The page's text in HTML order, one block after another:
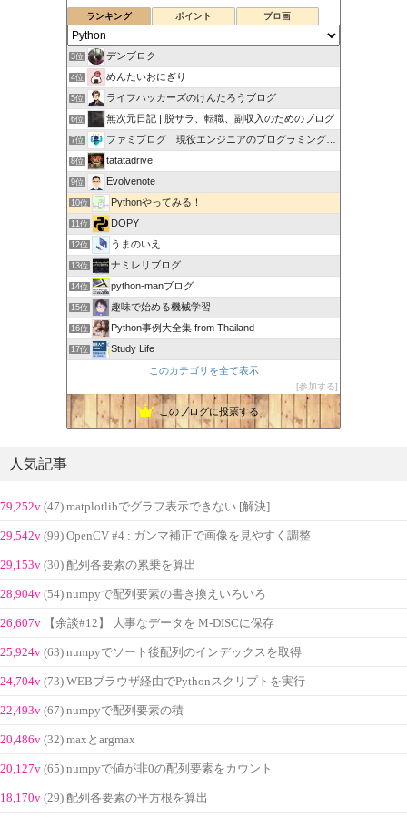
ランキング ポイント ブロ画
3位 デンブロク
4位 めんたいおにぎり
5位 ライフハッカーズのけんたろうブログ
6位 無次元日記 | 脱サラ、転職、副収入のためのブログ
7位 ファミプログ 現役エンジニアのプログラミング入門講座
8位 tatatadrive
9位 Evolvenote
10位 Pythonやってみる！
11位 DOPY
12位 うまのいえ
13位 ナミレリブログ
14位 python-manブログ
15位 趣味で始める機械学習
16位 Python事例大全集 from Thailand
17位 Study Life
このカテゴリを全て表示
参加する
このブログに投票する
人気記事
79,252v (47) matplotlibでグラフ表示できない [解決]
29,542v (99) OpenCV #4 : ガンマ補正で画像を見やすく調整
29,153v (30) 配列各要素の累乗を算出
28,904v (54) numpyで配列要素の書き換えいろいろ
26,607v 【余談#12】 大事なデータを M-DISCに保存
25,924v (63) numpyでソート後配列のインデックスを取得
24,704v (73) WEBブラウザ経由でPythonスクリプトを実行
22,493v (67) numpyで配列要素の積
20,486v (32) maxとargmax
20,127v (65) numpyで値が非0の配列要素をカウント
18,170v (29) 配列各要素の平方根を算出